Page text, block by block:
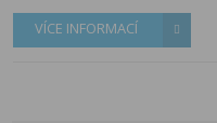
VÍCE INFORMACÍ